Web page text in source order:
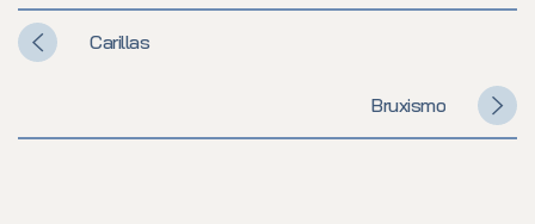
Carillas
Bruxismo